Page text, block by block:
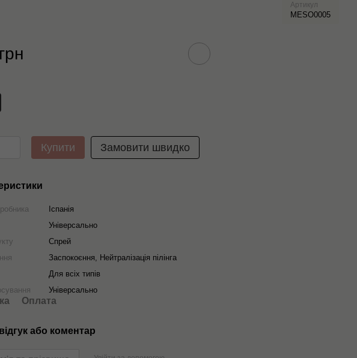
Артикул
MESO0005
Купити Замовити швидко
Іспанія
Універсально
Спрей
Заспокоєння, Нейтралізація пілінга
Для всіх типів
Універсально
Оплата
або коментар